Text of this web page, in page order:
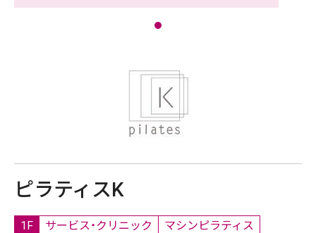
ピラティスK
1F サービス・クリニック マシンピラティス